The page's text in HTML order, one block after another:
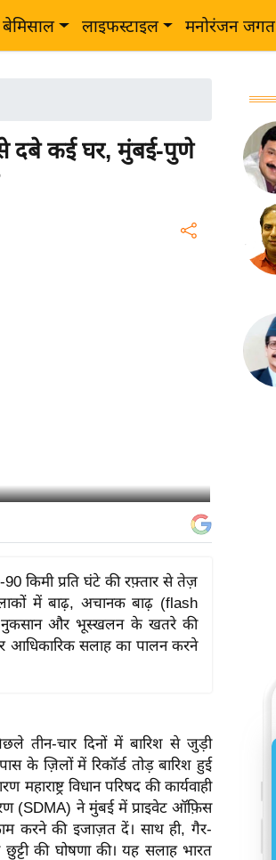
लाइफस्टाइल मनोरंजन जगत
दबे कई घर, मुंबई-पुणे
किमी प्रति घंटे की रफ़्तार से तेज़
में बाढ़, अचानक बाढ़ (flash
नुकसान और भूस्खलन के खतरे की
आधिकारिक सलाह का पालन करने
तीन-चार दिनों में बारिश से जुड़ी
के ज़िलों में रिकॉर्ड तोड़ बारिश हुई
विधान परिषद की कार्यवाही
(SDMA) ने मुंबई में प्राइवेट ऑफ़िस
करने की इजाज़त दें। साथ ही, गैर-
की घोषणा की। यह सलाह भारत